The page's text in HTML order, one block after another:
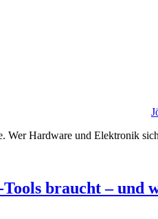
Hardware und Elektronik
braucht –